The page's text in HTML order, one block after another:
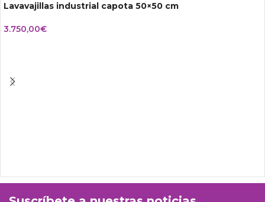
Lavavajillas industrial capota 50×50 cm
3.750,00€